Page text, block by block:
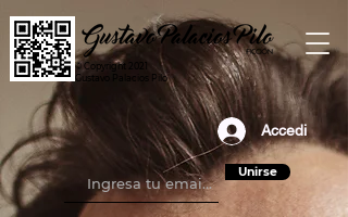
Accedi
© Copyright 2021
Gustavo Palacios Pilo
Unirse